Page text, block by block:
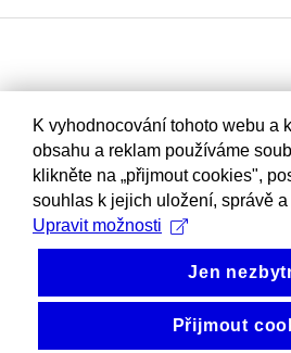
K vyhodnocování tohoto webu a
obsahu a reklam používáme
klikněte na „přijmout cookies",
souhlas k jejich uložení, správě a
Upravit možnosti
Jen
Přijmout